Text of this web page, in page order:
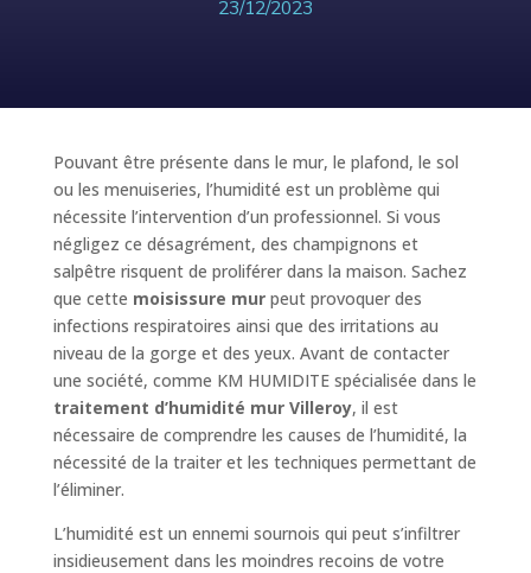
23/12/2023
Pouvant être présente dans le mur, le plafond, le sol
ou les menuiseries, l’humidité est un problème qui
nécessite l’intervention d’un professionnel. Si vous
négligez ce désagrément, des champignons et
salpêtre risquent de proliférer dans la maison. Sachez
que cette moisissure murpeut provoquer des
infections respiratoires ainsi que des irritations au
niveau de la gorge et des yeux. Avant de contacter
une société, comme KM HUMIDITE spécialisée dans le
traitement d’humidité mur Villeroy, il est
nécessaire de comprendre les causes de l’humidité, la
nécessité de la traiter et les techniques permettant de
l’éliminer.
L’humidité est un ennemi sournois qui peut s’infiltrer
insidieusement dans les moindres recoins de votre